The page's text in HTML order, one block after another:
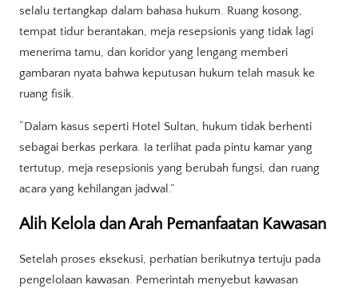
selalu tertangkap dalam bahasa hukum. Ruang kosong,
tempat tidur berantakan, meja resepsionis yang tidak lagi
menerima tamu, dan koridor yang lengang memberi
gambaran nyata bahwa keputusan hukum telah masuk ke
ruang fisik.
“Dalam kasus seperti Hotel Sultan, hukum tidak berhenti
sebagai berkas perkara. Ia terlihat pada pintu kamar yang
tertutup, meja resepsionis yang berubah fungsi, dan ruang
acara yang kehilangan jadwal.”
Alih Kelola dan Arah Pemanfaatan Kawasan
Setelah proses eksekusi, perhatian berikutnya tertuju pada
pengelolaan kawasan. Pemerintah menyebut kawasan